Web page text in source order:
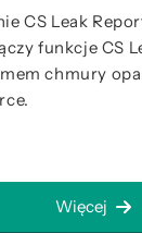
CS Leak
funkcje CS
chmury
Więcej